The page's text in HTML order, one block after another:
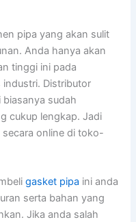
pipa yang akan sulit
Anda hanya akan
tinggi ini pada
Distributor
sudah
cukup lengkap. Jadi
online di toko-
gasket pipa ini anda
serta bahan yang
Jika anda salah